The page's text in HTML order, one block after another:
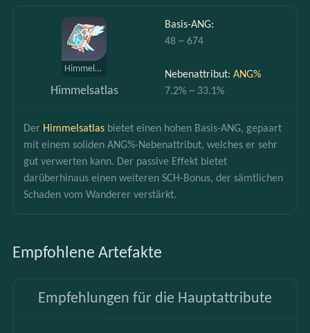
Himmelsatlas
Himmelsatlas
Basis-ANG:
48 ~ 674
Nebenattribut: ANG%
7.2% ~ 33.1%
Der Himmelsatlas bietet einen hohen Basis-ANG, gepaart
mit einem soliden ANG%-Nebenattribut, welches er sehr
gut verwerten kann. Der passive Effekt bietet
darüberhinaus einen weiteren SCH-Bonus, der sämtlichen
Schaden vom Wanderer verstärkt.
Empfohlene Artefakte
Empfehlungen für die Hauptattribute